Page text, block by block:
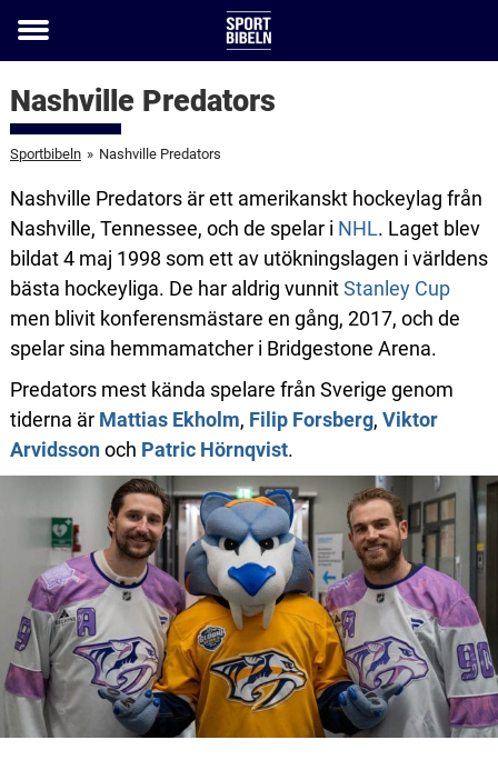
Toggle
Nashville Predators
Sportbibeln » Nashville Predators
Nashville Predators är ett amerikanskt hockeylag från
Nashville, Tennessee, och de spelar i NHL. Laget blev
bildat 4 maj 1998 som ett av utökningslagen i världens
bästa hockeyliga. De har aldrig vunnitStanley Cup
men blivit konferensmästare en gång, 2017, och de
spelar sina hemmamatcher i Bridgestone Arena.
Predators mest kända spelare från Sverige genom
tiderna är Mattias Ekholm, Filip Forsberg, Viktor
Arvidssonoch Patric Hörnqvist.